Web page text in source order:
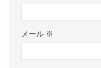
メール ※